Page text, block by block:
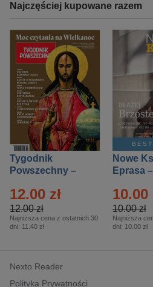
Najczęściej kupowane razem
Tygodnik
Powszechny –
12.00 zł
12.00 zł
Najniższa cena z ostatnich 30
dni: 11.40 zł
Nowe
Eprasa
10.00
10.00 zł
Najniższa
dni: 10.00 zł
Nexto Reader
Polityka Prywatności